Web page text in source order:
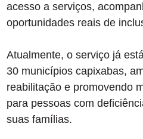
acesso a serviços,
oportunidades reais de
Atualmente, o serviço já
30 municípios capixabas,
reabilitação e promovendo
para pessoas com
suas famílias.